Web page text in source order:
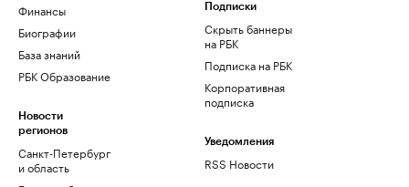
Финансы
Биографии
База знаний
РБК Образование
Новости
регионов
Санкт-Петербург
и область
Подписки
Скрыть баннеры
на РБК
Подписка на РБК
Корпоративная
подписка
Уведомления
RSS Новости